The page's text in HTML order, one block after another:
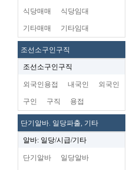
식당매매 식당임대
기타매매 기타임대
조선소구인구직
조선소구인구직
외국인용접 내국인 외국인
구인 구직 용접
단기알바. 일당파출, 기타
알바: 일당/시급/기타
단기알바 일당알바